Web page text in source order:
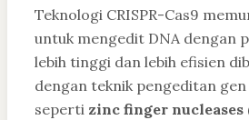
Teknologi CRISPR-Cas9
untuk mengedit DNA dengan
lebih tinggi dan lebih efisien
dengan teknik pengeditan gen
seperti zinc finger nucleases